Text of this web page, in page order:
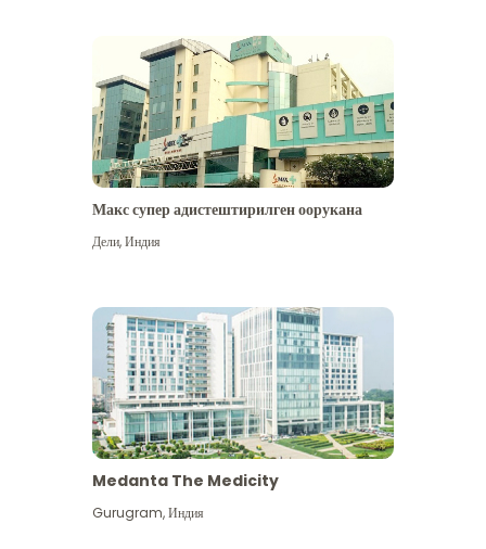
Макс супер адистештирилген оорукана
Дели,Индия
Medanta The Medicity
Gurugram,Индия